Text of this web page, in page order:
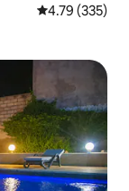
Calificación
4.79 (335)